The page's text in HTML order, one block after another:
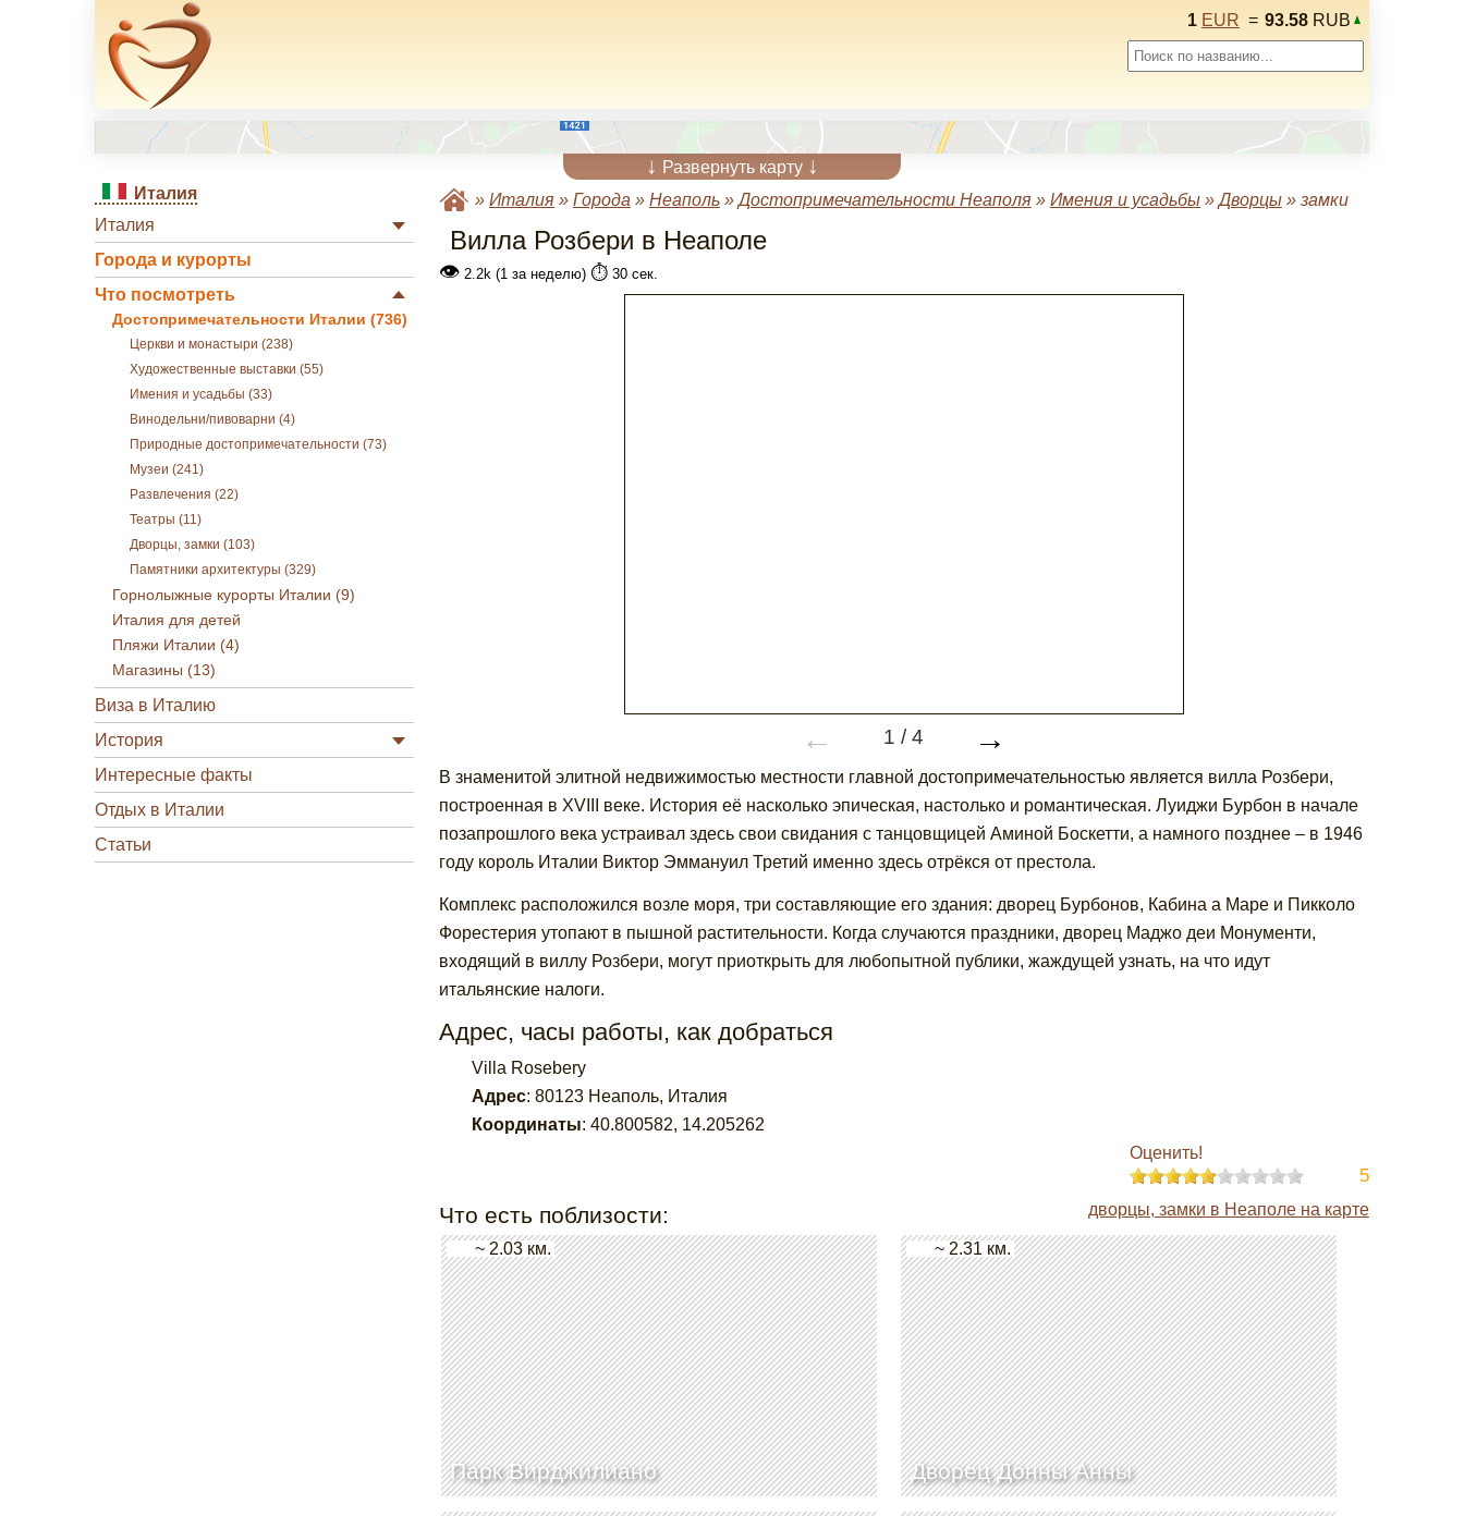
1 EUR = 93.58 RUB
↓ Развернуть карту ↓
Италия
Италия
Города и курорты
Что посмотреть
Достопримечательности Италии (736)
Церкви и монастыри (238)
Художественные выставки (55)
Имения и усадьбы (33)
Винодельни/пивоварни (4)
Природные достопримечательности (73)
Музеи (241)
Развлечения (22)
Театры (11)
Дворцы, замки (103)
Памятники архитектуры (329)
Горнолыжные курорты Италии (9)
Италия для детей
Пляжи Италии (4)
Магазины (13)
Виза в Италию
История
Интересные факты
Отдых в Италии
Статьи
» Италия» Города » Неаполь»Достопримечательности Неаполя» Имения и усадьбы»Дворцы» замки
Вилла Розбери в Неаполе
👁2.2k (1 за неделю) ⏱️30 сек.
← 1 /4 →
В знаменитой элитной недвижимостью местности главной достопримечательностью является вилла Розбери,
построенная в XVIII веке. История её насколько эпическая, настолько и романтическая. Луиджи Бурбон в начале
позапрошлого века устраивал здесь свои свидания с танцовщицей Аминой Боскетти, а намного позднее – в 1946
году король Италии Виктор Эммануил Третий именно здесь отрёкся от престола.
Комплекс расположился возле моря, три составляющие его здания: дворец Бурбонов, Кабина а Маре и Пикколо
Форестерия утопают в пышной растительности. Когда случаются праздники, дворец Маджо деи Монументи,
входящий в виллу Розбери, могут приоткрыть для любопытной публики, жаждущей узнать, на что идут
итальянские налоги.
Адрес, часы работы, как добраться
Villa Rosebery
Адрес: 80123 Неаполь, Италия
Координаты: 40.800582, 14.205262
Оценить!
5
Что есть поблизости: дворцы, замки в Неаполе на карте
Парк Вирджилиано
~ 2.03 км.
Дворец Донны Анны
~ 2.31 км.